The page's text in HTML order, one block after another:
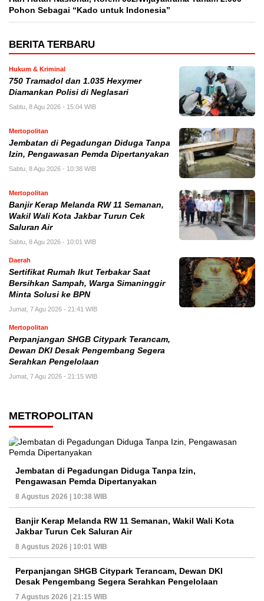
Pohon Sebagai “Kado untuk Indonesia”
BERITA TERBARU
Hukum & Kriminal
750 Tramadol dan 1.035 Hexymer
Diamankan Polisi di Neglasari
Sabtu, 8 Agu 2026 - 15:04 WIB
Mertopolitan
Jembatan di Pegadungan Diduga Tanpa
Izin, Pengawasan Pemda Dipertanyakan
Sabtu, 8 Agu 2026 - 10:38 WIB
Mertopolitan
Banjir Kerap Melanda RW 11 Semanan,
Wakil Wali Kota Jakbar Turun Cek
Saluran Air
Sabtu, 8 Agu 2026 - 10:01 WIB
Daerah
Sertifikat Rumah Ikut Terbakar Saat
Bersihkan Sampah, Warga Simaninggir
Minta Solusi ke BPN
Jumat, 7 Agu 2026 - 21:41 WIB
Mertopolitan
Perpanjangan SHGB Citypark Terancam,
Dewan DKI Desak Pengembang Segera
Serahkan Pengelolaan
Jumat, 7 Agu 2026 - 21:15 WIB
METROPOLITAN
Jembatan di Pegadungan Diduga Tanpa Izin,
Pengawasan Pemda Dipertanyakan
8 Agustus 2026 | 10:38 WIB
Banjir Kerap Melanda RW 11 Semanan, Wakil Wali Kota
Jakbar Turun Cek Saluran Air
8 Agustus 2026 | 10:01 WIB
Perpanjangan SHGB Citypark Terancam, Dewan DKI
Desak Pengembang Segera Serahkan Pengelolaan
7 Agustus 2026 | 21:15 WIB